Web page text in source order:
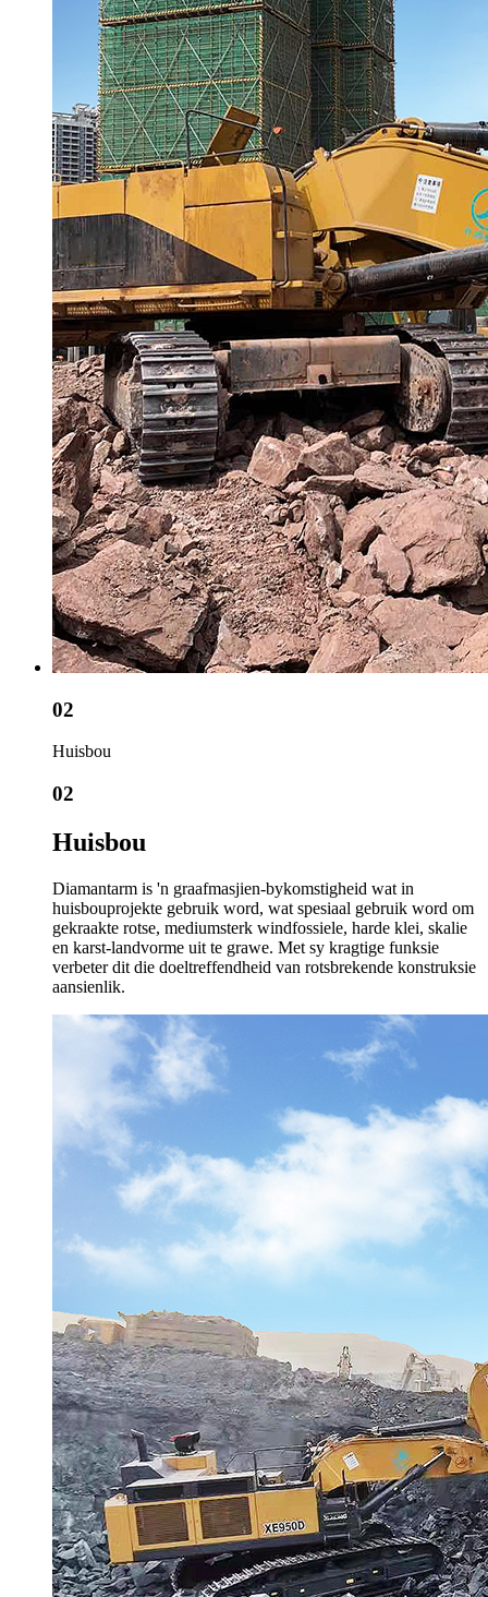
02
Huisbou
02
Huisbou
Diamantarm is 'n graafmasjien-bykomstigheid wat in
huisbouprojekte gebruik word, wat spesiaal gebruik word om
gekraakte rotse, mediumsterk windfossiele, harde klei, skalie
en karst-landvorme uit te grawe. Met sy kragtige funksie
verbeter dit die doeltreffendheid van rotsbrekende konstruksie
aansienlik.